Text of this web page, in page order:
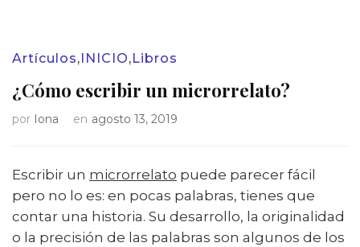
Artículos,INICIO,Libros
¿Cómo escribir un microrrelato?
por Iona en agosto 13, 2019
Escribir un microrrelato puede parecer fácil
pero no lo es: en pocas palabras, tienes que
contar una historia. Su desarrollo, la originalidad
o la precisión de las palabras son algunos de los